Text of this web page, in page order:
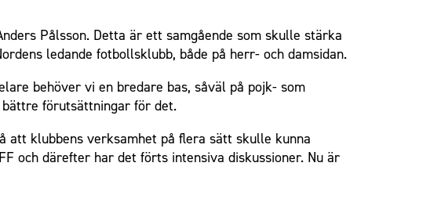
Pålsson. Detta är ett samgående som skulle stärka
ledande fotbollsklubb, både på herr- och damsidan.
behöver vi en bredare bas, såväl på pojk- som
bättre förutsättningar för det.
att klubbens verksamhet på flera sätt skulle kunna
och därefter har det förts intensiva diskussioner. Nu är